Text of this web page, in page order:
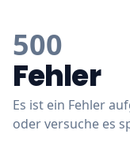
500
Fehler
Es ist ein Fehler
oder versuche es